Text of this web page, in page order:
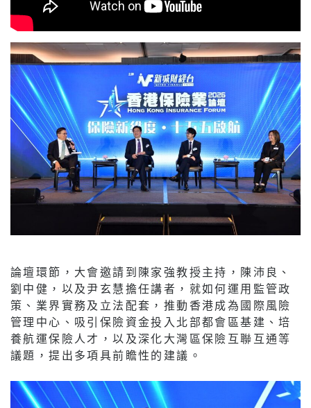
論壇環節，大會邀請到陳家強教授主持，陳沛良、
劉中健，以及尹玄慧擔任講者，就如何運用監管政
策、業界實務及立法配套，推動香港成為國際風險
管理中心、吸引保險資金投入北部都會區基建、培
養航運保險人才，以及深化大灣區保險互聯互通等
議題，提出多項具前瞻性的建議。